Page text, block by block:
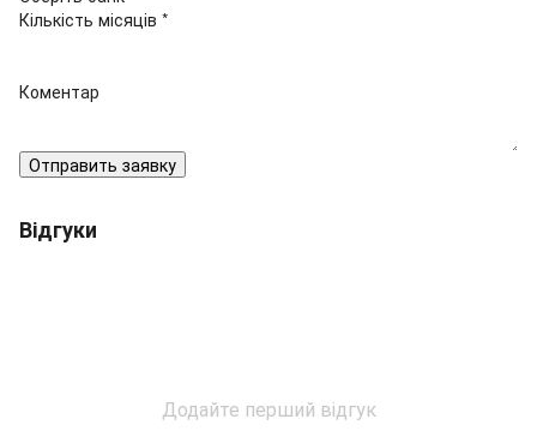
Кількість місяців *
Коментар
Отправить заявку
Відгуки
Додайте перший відгук